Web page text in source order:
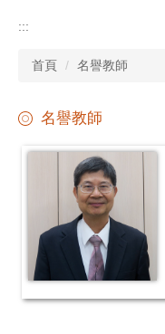
:::
首頁 名譽教師
名譽教師